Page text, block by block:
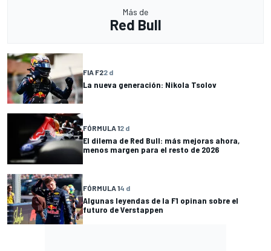
Más de
Red Bull
FIA F22 d
La nueva generación: Nikola Tsolov
FÓRMULA 12 d
El dilema de Red Bull: más mejoras ahora,
menos margen para el resto de 2026
FÓRMULA 14 d
Algunas leyendas de la F1 opinan sobre el
futuro de Verstappen